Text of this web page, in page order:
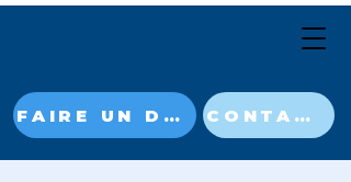
FAIRE UN DON MAINTENANT CONTACT